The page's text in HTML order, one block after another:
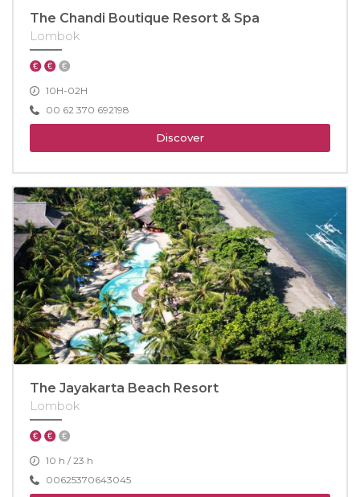
The Chandi Boutique Resort & Spa
Lombok
10H-02H
00 62 370 692198
Discover
The Jayakarta Beach Resort
Lombok
10 h / 23 h
00625370643045